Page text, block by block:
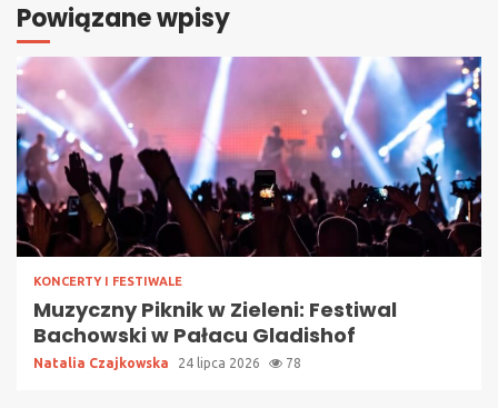
Powiązane wpisy
KONCERTY I FESTIWALE
Muzyczny Piknik w Zieleni: Festiwal
Bachowski w Pałacu Gladishof
Natalia Czajkowska 24 lipca 2026 78